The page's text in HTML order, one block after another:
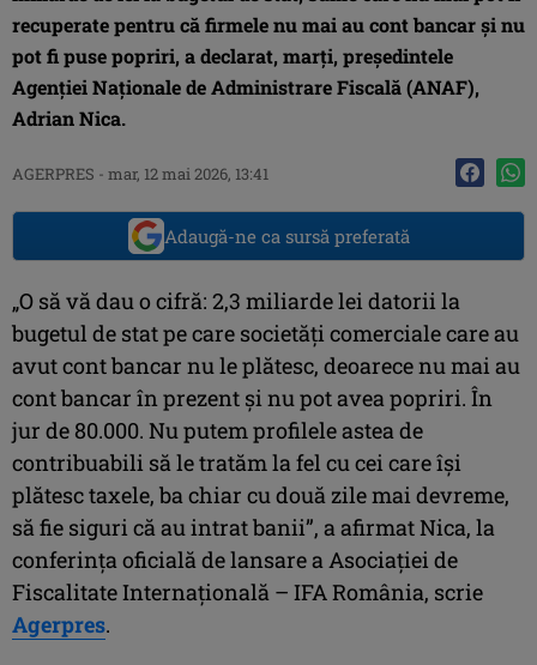
recuperate pentru că firmele nu mai au cont bancar şi nu
pot fi puse popriri, a declarat, marţi, preşedintele
Agenţiei Naţionale de Administrare Fiscală (ANAF),
Adrian Nica.
AGERPRES - mar, 12 mai 2026, 13:41
Adaugă-ne ca sursă preferată
„O să vă dau o cifră: 2,3 miliarde lei datorii la
bugetul de stat pe care societăţi comerciale care au
avut cont bancar nu le plătesc, deoarece nu mai au
cont bancar în prezent şi nu pot avea popriri. În
jur de 80.000. Nu putem profilele astea de
contribuabili să le tratăm la fel cu cei care îşi
plătesc taxele, ba chiar cu două zile mai devreme,
să fie siguri că au intrat banii”, a afirmat Nica, la
conferinţa oficială de lansare a Asociaţiei de
Fiscalitate Internaţională – IFA România, scrie
Agerpres.